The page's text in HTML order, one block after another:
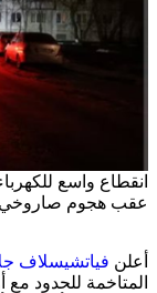
انقطاع واسع
عقب هجوم صاروخي
أعلن فياتشيسلاف